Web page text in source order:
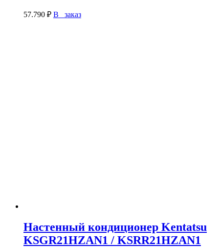
57.790 ₽ В заказ
Настенный кондиционер Kentatsu
KSGR21HZAN1 / KSRR21HZAN1